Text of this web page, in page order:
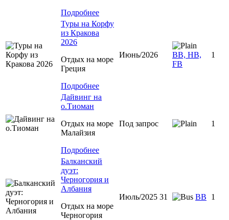
Подробнее
Туры на Корфу
из Кракова
2026
Отдых на море
Греция
Подробнее
Июнь/2026
BB, HB,
FB
1
Дайвинг на
о.Тиоман
Отдых на море
Малайзия
Подробнее
Под запрос 1
Балканский
дуэт:
Черногория и
Албания
Отдых на море
Черногория
Июль/2025 31 ВВ 1